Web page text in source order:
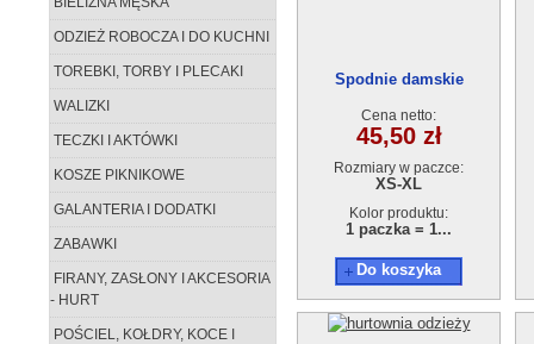
ODZIEŻ ROBOCZA I DO KUCHNI
TOREBKI, TORBY I PLECAKI
WALIZKI
TECZKI I AKTÓWKI
KOSZE PIKNIKOWE
GALANTERIA I DODATKI
ZABAWKI
FIRANY, ZASŁONY I AKCESORIA
- HURT
POŚCIEL, KOŁDRY, KOCE I
Spodnie damskie
Cena netto:
45,50 zł
Rozmiary w paczce:
XS-XL
Kolor produktu:
1 paczka = 1...
Do koszyka